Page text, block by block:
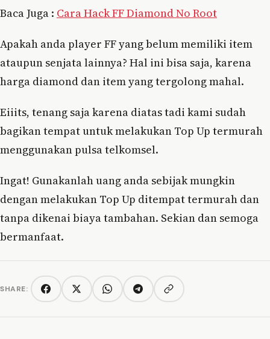
Baca Juga : Cara Hack FF Diamond No Root
Apakah anda player FF yang belum memiliki item
ataupun senjata lainnya? Hal ini bisa saja, karena
harga diamond dan item yang tergolong mahal.
Eiiits, tenang saja karena diatas tadi kami sudah
bagikan tempat untuk melakukan Top Up termurah
menggunakan pulsa telkomsel.
Ingat! Gunakanlah uang anda sebijak mungkin
dengan melakukan Top Up ditempat termurah dan
tanpa dikenai biaya tambahan. Sekian dan semoga
bermanfaat.
SHARE: FacebookTwitter/XWhatsAppTelegramCopy link